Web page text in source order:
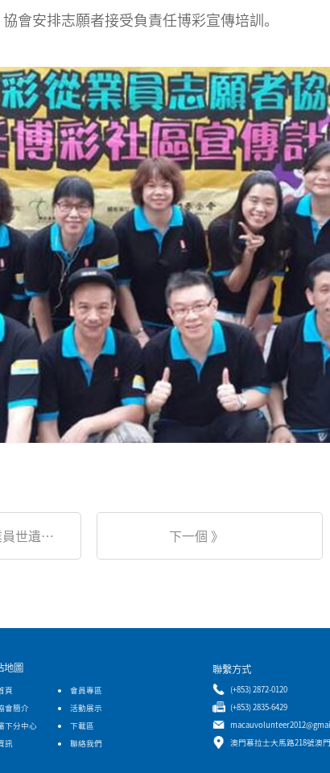
會安排志願者接受負責任博彩宣傳培訓。
《 上一個 博彩從業員世遺景點認識與服務計劃 下一個 》
地圖
頁
會員專區
會簡介
活動展示
下分中心
下載區
訊
聯絡我們
聯繫方式
(+853) 2872-0120
(+853) 2835-6429
澳門慕拉士大馬路218號澳